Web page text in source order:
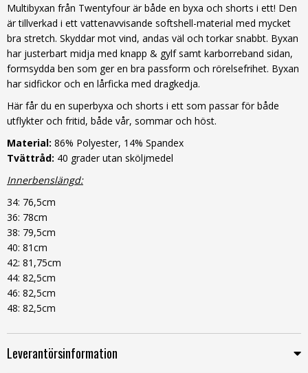
Multibyxan från Twentyfour är både en byxa och shorts i ett! Den
är tillverkad i ett vattenavvisande softshell-material med mycket
bra stretch. Skyddar mot vind, andas väl och torkar snabbt. Byxan
har justerbart midja med knapp & gylf samt karborreband sidan,
formsydda ben som ger en bra passform och rörelsefrihet. Byxan
har sidfickor och en lårficka med dragkedja.
Här får du en superbyxa och shorts i ett som passar för både
utflykter och fritid, både vår, sommar och höst.
Material: 86% Polyester, 14% Spandex
Tvättråd: 40 grader utan sköljmedel
Innerbenslängd:
34: 76,5cm
36: 78cm
38: 79,5cm
40: 81cm
42: 81,75cm
44: 82,5cm
46: 82,5cm
48: 82,5cm
Leverantörsinformation